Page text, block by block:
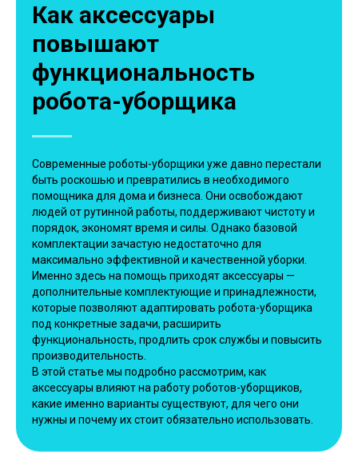
Как аксессуары
повышают
функциональность
робота-уборщика
Современные роботы-уборщики уже давно перестали
быть роскошью и превратились в необходимого
помощника для дома и бизнеса. Они освобождают
людей от рутинной работы, поддерживают чистоту и
порядок, экономят время и силы. Однако базовой
комплектации зачастую недостаточно для
максимально эффективной и качественной уборки.
Именно здесь на помощь приходят аксессуары —
дополнительные комплектующие и принадлежности,
которые позволяют адаптировать робота-уборщика
под конкретные задачи, расширить
функциональность, продлить срок службы и повысить
производительность.
В этой статье мы подробно рассмотрим, как
аксессуары влияют на работу роботов-уборщиков,
какие именно варианты существуют, для чего они
нужны и почему их стоит обязательно использовать.